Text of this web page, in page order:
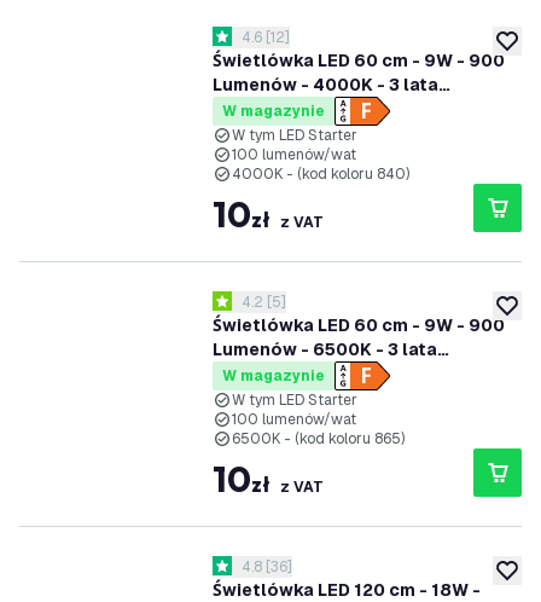
dodaj
Świetlówka LED 60 cm - 9W - 900
Lumenów - 4000K - 3 lata
gwarancji
otwórz panel recenzji
4.6 Gwiazdki oceny
4.6 [12]
W magazynie
W tym LED Starter
100 lumenów/wat
4000K - (kod koloru 840)
10zł z VAT
dodaj
Świetlówka LED 60 cm - 9W - 900
Lumenów - 6500K - 3 lata
gwarancji
otwórz panel recenzji
4.2 Gwiazdki oceny
4.2 [5]
W magazynie
W tym LED Starter
100 lumenów/wat
6500K - (kod koloru 865)
10zł z VAT
Świetlówka LED 120 cm - 18W -
otwórz panel recenzji
4.8 Gwiazdki oceny
4.8 [36]